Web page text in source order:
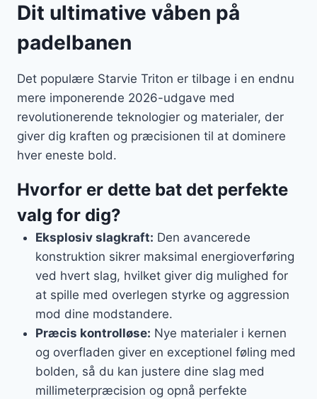
Dit ultimative våben på
padelbanen
Det populære Starvie Triton er tilbage i en endnu
mere imponerende 2026-udgave med
revolutionerende teknologier og materialer, der
giver dig kraften og præcisionen til at dominere
hver eneste bold.
Hvorfor er dette bat det perfekte
valg for dig?
Eksplosiv slagkraft: Den avancerede
konstruktion sikrer maksimal energioverføring
ved hvert slag, hvilket giver dig mulighed for
at spille med overlegen styrke og aggression
mod dine modstandere.
Præcis kontrolløse: Nye materialer i kernen
og overfladen giver en exceptionel føling med
bolden, så du kan justere dine slag med
millimeterpræcision og opnå perfekte